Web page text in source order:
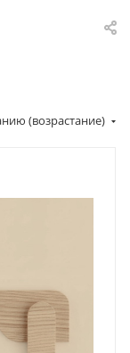
(возрастание)